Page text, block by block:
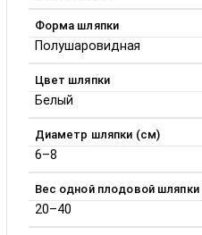
Форма шляпки
Полушаровидная
Цвет шляпки
Белый
Диаметр шляпки (см)
6–8
Вес одной плодовой шляпки
20–40